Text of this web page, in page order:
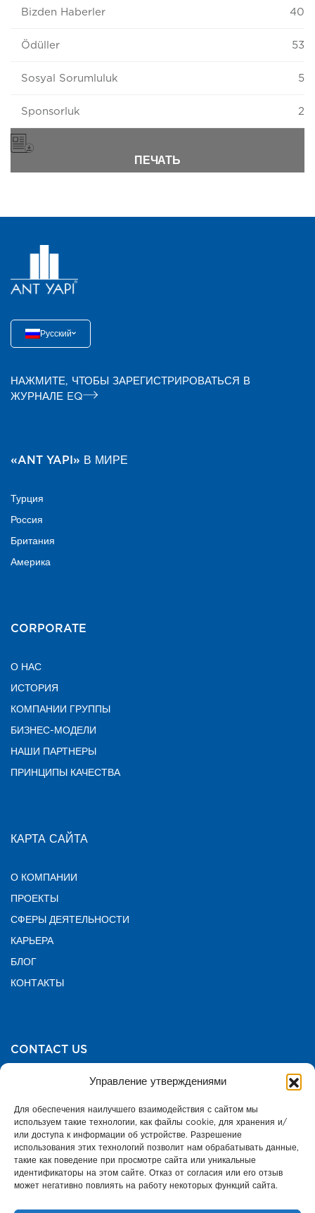
Управление утверждениями
Для обеспечения наилучшего взаимодействия с сайтом мы
используем такие технологии, как файлы cookie, для хранения и/
или доступа к информации об устройстве. Разрешение
использования этих технологий позволит нам обрабатывать данные,
такие как поведение при просмотре сайта или уникальные
идентификаторы на этом сайте. Отказ от согласия или его отзыв
может негативно повлиять на работу некоторых функций сайта.
Bizden Haberler 40
Ödüller 53
Sosyal Sorumluluk 5
Sponsorluk 2
ПЕЧАТЬ
Русский
НАЖМИТЕ, ЧТОБЫ ЗАРЕГИСТРИРОВАТЬСЯ В
ЖУРНАЛЕ EQ
«ANT YAPI» В МИРЕ
Турция
Россия
Британия
Америка
CORPORATE
О НАС
ИСТОРИЯ
КОМПАНИИ ГРУППЫ
БИЗНЕС-МОДЕЛИ
НАШИ ПАРТНЕРЫ
ПРИНЦИПЫ КАЧЕСТВА
КАРТА САЙТА
О КОМПАНИИ
ПРОЕКТЫ
СФЕРЫ ДЕЯТЕЛЬНОСТИ
КАРЬЕРА
БЛОГ
КОНТАКТЫ
CONTACT US
TURKEY HEAD OFFICE
Печать